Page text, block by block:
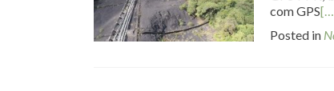
com GPS
Posted in